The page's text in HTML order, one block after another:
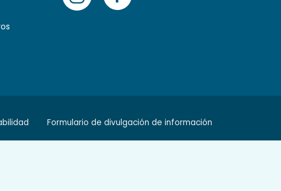
Formulario de divulgación de información